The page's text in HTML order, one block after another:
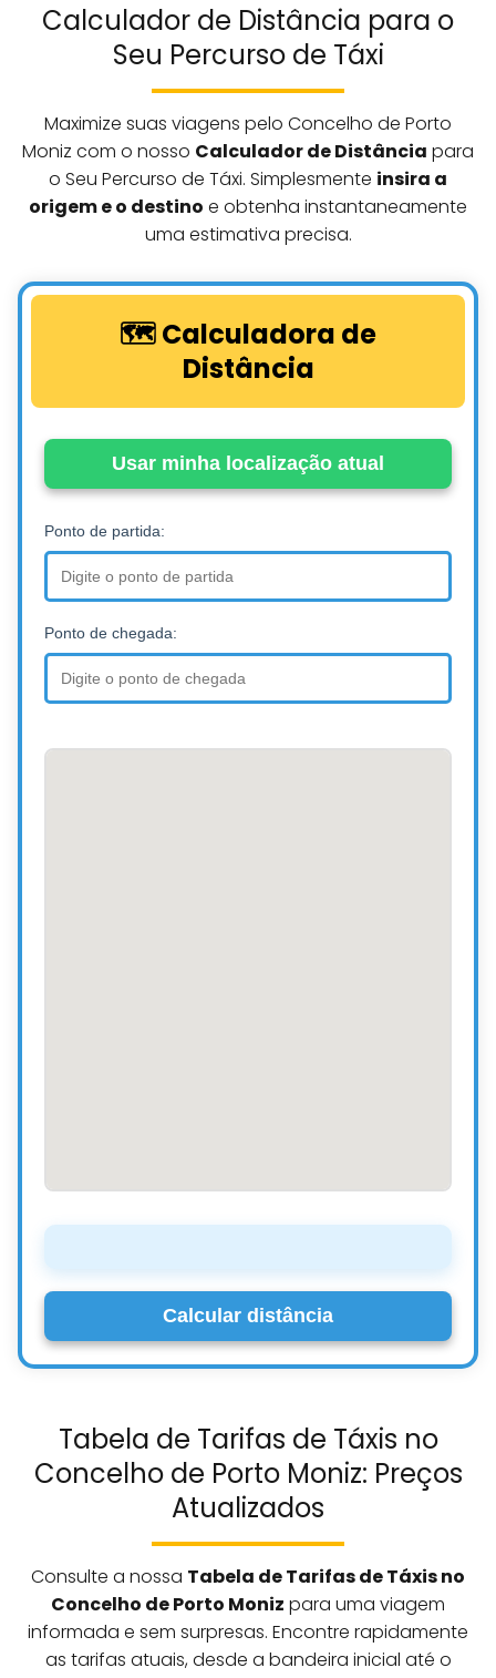
Calculador de Distância para o
Seu Percurso de Táxi
Maximize suas viagens pelo Concelho de Porto
Moniz com o nosso Calculador de Distância para
o Seu Percurso de Táxi. Simplesmente insira a
origem e o destino e obtenha instantaneamente
uma estimativa precisa.
🗺️ Calculadora de
Distância
Usar minha localização atual
Ponto de partida:
Ponto de chegada:
Calcular distância
Tabela de Tarifas de Táxis no
Concelho de Porto Moniz: Preços
Atualizados
Consulte a nossa Tabela de Tarifas de Táxis no
Concelho de Porto Moniz para uma viagem
informada e sem surpresas. Encontre rapidamente
as tarifas atuais, desde a bandeira inicial até o